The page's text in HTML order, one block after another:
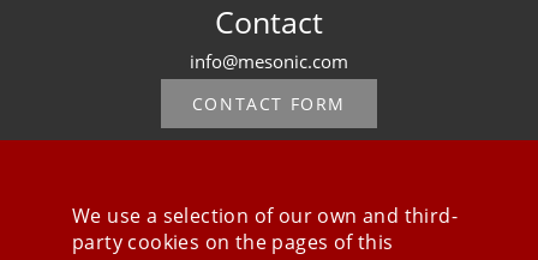
Contact
info@mesonic.com
CONTACT FORM
We use a selection of our own and third-
party cookies on the pages of this